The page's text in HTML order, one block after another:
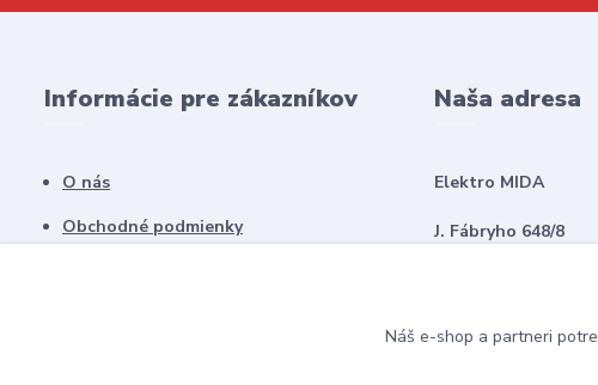
Informácie pre zákazníkov
O nás
Obchodné podmienky
Naša adresa
Elektro MIDA
J. Fábryho 648/8
Náš e-shop a partneri